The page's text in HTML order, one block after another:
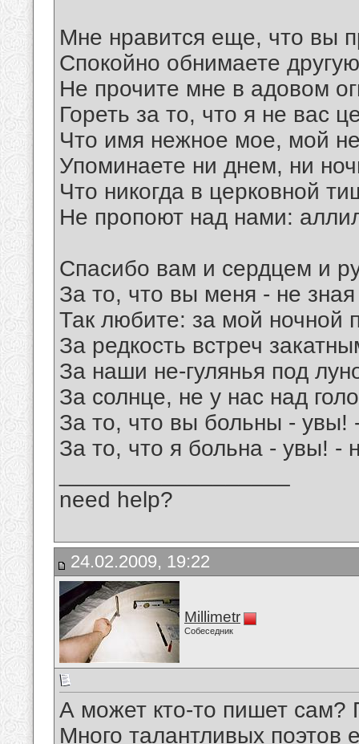
Мне нравится еще, что вы
Спокойно обнимаете
Не прочите мне в адовом
Гореть за то, что я не вас
Что имя нежное мое, мой
Упоминаете ни днем, ни
Что никогда в церковной
Не пропоют над нами:
Спасибо вам и сердцем и
За то, что вы меня - не
Так любите: за мой ночной
За редкость встреч
За наши не-гулянья под
За солнце, не у нас над
За то, что вы больны - увы!
За то, что я больна - увы! -
need help?
24.02.2009, 19:22
Millimetr
Собеседник
А может кто-то пишет сам?
Много талантливых поэтов